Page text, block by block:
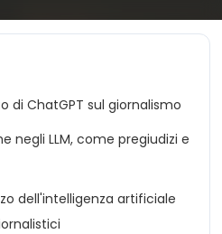
di ChatGPT sul giornalismo
negli LLM, come pregiudizi e
dell'intelligenza artificiale